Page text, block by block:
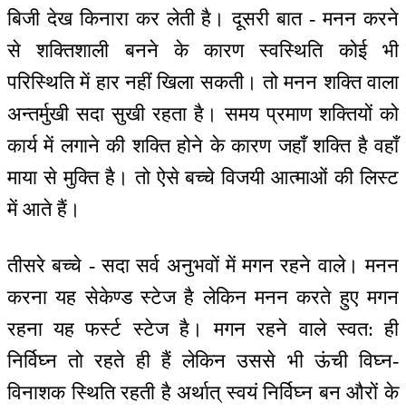
बिजी देख किनारा कर लेती है। दूसरी बात - मनन करने
से शक्तिशाली बनने के कारण स्वस्थिति कोई भी
परिस्थिति में हार नहीं खिला सकती। तो मनन शक्ति वाला
अन्तर्मुखी सदा सुखी रहता है। समय प्रमाण शक्तियों को
कार्य में लगाने की शक्ति होने के कारण जहाँ शक्ति है वहाँ
माया से मुक्ति है। तो ऐसे बच्चे विजयी आत्माओं की लिस्ट
में आते हैं।
तीसरे बच्चे - सदा सर्व अनुभवों में मगन रहने वाले। मनन
करना यह सेकेण्ड स्टेज है लेकिन मनन करते हुए मगन
रहना यह फर्स्ट स्टेज है। मगन रहने वाले स्वत: ही
निर्विघ्न तो रहते ही हैं लेकिन उससे भी ऊंची विघ्न-
विनाशक स्थिति रहती है अर्थात् स्वयं निर्विघ्न बन औरों के